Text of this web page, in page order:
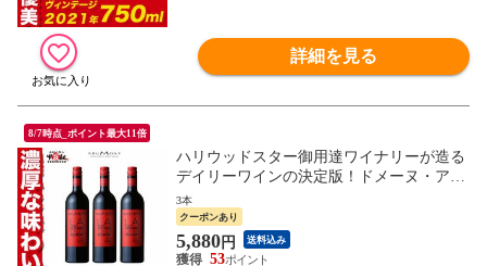
詳細を見る
8/7時点_ポイント最大11倍
ハリウッドスター御用達ワイナリーが造る
デイリーワインの決定版！ドメーヌ・アラ
ン・ブリュモン ガスコーニュ ルージュ【3
本セット】 送料無料 フランス 赤ワイン ミ
ディアムボディ タナ メルロー お祝い
3本
クーポンあり
5,880円 送料込み
53